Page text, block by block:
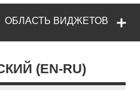
ОБЛАСТЬ ВИДЖЕТОВ
(EN-RU)